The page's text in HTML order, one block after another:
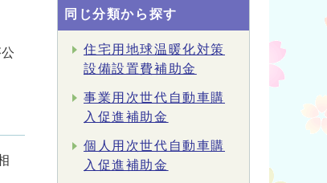
同じ分類から探す
住宅用地球温暖化対策
設備設置費補助金
事業用次世代自動車購
入促進補助金
個人用次世代自動車購
入促進補助金